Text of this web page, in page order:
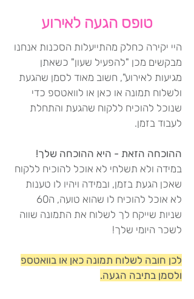
טופס הגעה לאירוע
היי יקירה כחלק מהתייעלות הסכנות אנחנו
מבקשים מכן "להפעיל שעון" כשאתן
מגיעות לאירוע", חשוב מאוד לסמן שהגעת
ולשלוח תמונה או כאן או לוואטספ כדי
שנוכל להוכיח ללקוח שהגעת והתחלת
לעבוד בזמן.
ההוכחה הזאת - היא ההוכחה שלך!
במידה ולא תשלחי לא אוכל להוכיח ללקוח
שאכן הגעת בזמן, ובמידה ויהיו לו טענות
לא אוכל להוכיח לו שהוא טועה, ה60
שניות שייקח לך לשלוח את התמונה שווה
לשכר היומי שלך!
לכן חובה לשלוח תמונה כאן או בוואטספ
ולסמן בתיבה הגעה.